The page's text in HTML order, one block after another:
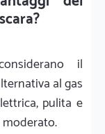
il
al gas
pulita e